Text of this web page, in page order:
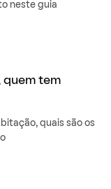
neste guia
quem tem
quais são os